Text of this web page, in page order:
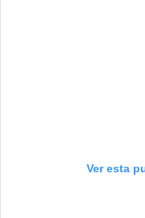
Ver esta